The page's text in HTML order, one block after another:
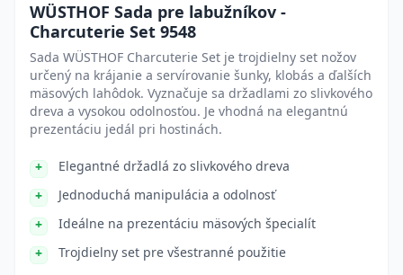
WÜSTHOF Sada pre labužníkov -
Charcuterie Set 9548
Sada WÜSTHOF Charcuterie Set je trojdielny set nožov
určený na krájanie a servírovanie šunky, klobás a ďalších
mäsových lahôdok. Vyznačuje sa držadlami zo slivkového
dreva a vysokou odolnosťou. Je vhodná na elegantnú
prezentáciu jedál pri hostinách.
Elegantné držadlá zo slivkového dreva
Jednoduchá manipulácia a odolnosť
Ideálne na prezentáciu mäsových špecialít
Trojdielny set pre všestranné použitie